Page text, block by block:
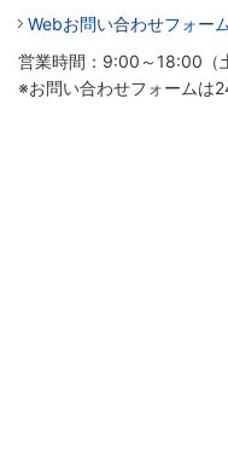
Webお問い合わせフォー
営業時間：9:00～18:00（
※お問い合わせフォームは